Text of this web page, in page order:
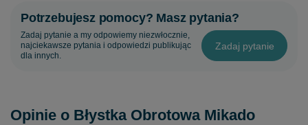
Potrzebujesz pomocy? Masz pytania?
Zadaj pytanie a my odpowiemy niezwłocznie,
najciekawsze pytania i odpowiedzi publikując
dla innych.
Zadaj pytanie
Opinie o Błystka Obrotowa Mikado